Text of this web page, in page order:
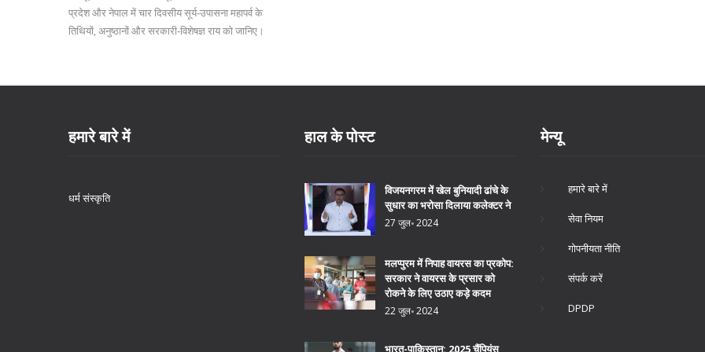
प्रदेश और नेपाल में चार दिवसीय सूर्य‑उपासना महापर्व के
तिथियों, अनुष्ठानों और सरकारी‑विशेषज्ञ राय को जानिए।
हमारे बारे में
धर्म संस्कृति
हाल के पोस्ट
विजयनगरम में खेल बुनियादी ढांचे के
सुधार का भरोसा दिलाया कलेक्टर ने
27 जुल॰ 2024
मलप्पुरम में निपाह वायरस का प्रकोप:
सरकार ने वायरस के प्रसार को
रोकने के लिए उठाए कड़े कदम
22 जुल॰ 2024
भारत-पाकिस्तान: 2025 चैंपियंस
मेन्यू
हमारे बारे में
सेवा नियम
गोपनीयता नीति
संपर्क करें
DPDP